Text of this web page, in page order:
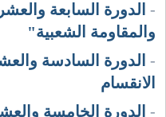
- الدورة السابعة
والمقاومة الشعبية"
- الدورة السادسة
الانقسام
- الدورة الخامسة